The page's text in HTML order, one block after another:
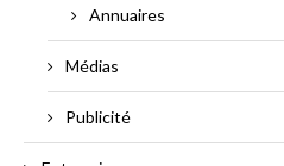
Annuaires
Médias
Publicité